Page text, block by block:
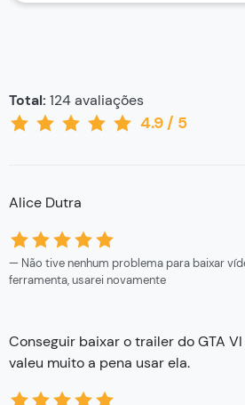
4.9 / 5
Total: 124avaliações
Alice Dutra
Não tive nenhum problema para baixar
ferramenta, usarei novamente
Conseguir baixar o trailer do GTA
valeu muito a pena usar ela.